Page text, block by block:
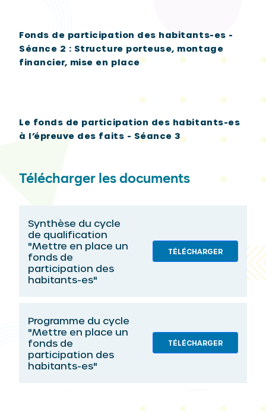
Fonds de participation des habitants-es -
Séance 2 : Structure porteuse, montage
financier, mise en place
Le fonds de participation des habitants-es
à l’épreuve des faits - Séance 3
Télécharger les documents
Synthèse du cycle
de qualification
"Mettre en place un
fonds de
participation des
habitants-es"
TÉLÉCHARGER
Programme du cycle
"Mettre en place un
fonds de
participation des
habitants-es"
TÉLÉCHARGER